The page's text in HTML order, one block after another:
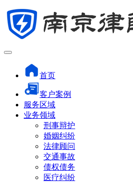
首页
客户案例
服务区域
业务领域
刑事辩护
婚姻纠纷
法律顾问
交通事故
债权债务
医疗纠纷